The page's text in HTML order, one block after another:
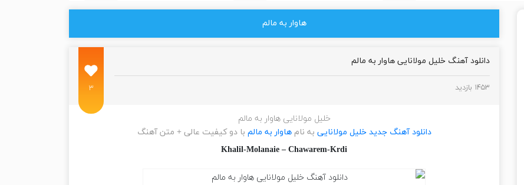
هاوار به مالم
دانلود آهنگ خلیل مولانایی هاوار به مالم
۱۴۵۳ بازدید ۳
خلیل مولانایی هاوار به مالم
دانلود آهنگ جدید خلیل مولانایی به نامهاوار به مالم با دو کیفیت عالی + متن آهنگ
Khalil-Molanaie – Chawarem-Krdi